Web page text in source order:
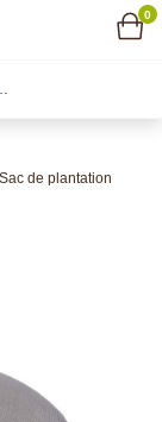
Sac de plantation
0